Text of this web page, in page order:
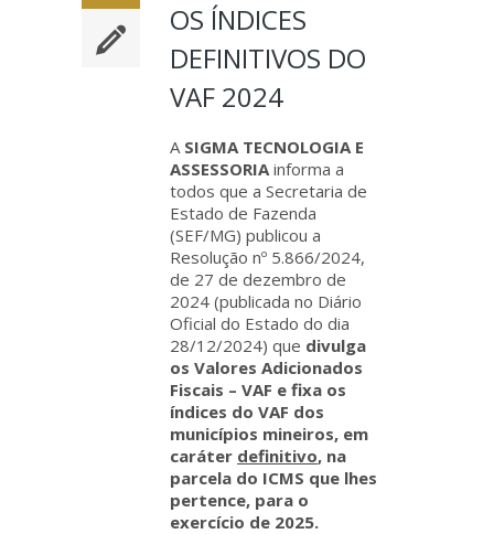
OS ÍNDICES
DEFINITIVOS DO
VAF 2024
A SIGMA TECNOLOGIA E
ASSESSORIAinforma a
todos que a Secretaria de
Estado de Fazenda
(SEF/MG) publicou a
Resolução nº 5.866/2024,
de 27 de dezembro de
2024 (publicada no Diário
Oficial do Estado do dia
28/12/2024) que divulga
os Valores Adicionados
Fiscais – VAF e fixa os
índices do VAF dos
municípios mineiros, em
caráter definitivo, na
parcela do ICMS que lhes
pertence, para o
exercício de 2025.